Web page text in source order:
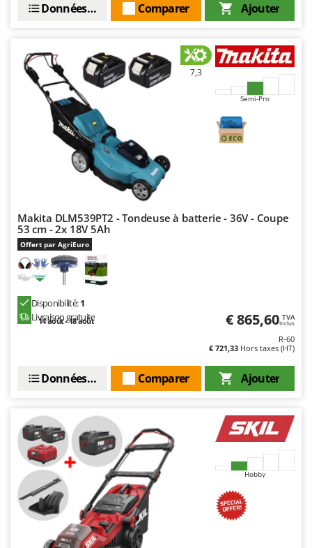
Ajouter
Comparer
Données techniques
7,3
Semi-Pro
Makita DLM539PT2 - Tondeuse à batterie - 36V - Coupe
53 cm - 2x 18V 5Ah
Offert par AgriEuro
Disponibilité:1
Livraison gratuite
14 août - 18 août € 865,60 TVA
Inclus
R-60
€ 721,33 Hors taxes (HT)
Ajouter
Comparer
Données techniques
Hobby